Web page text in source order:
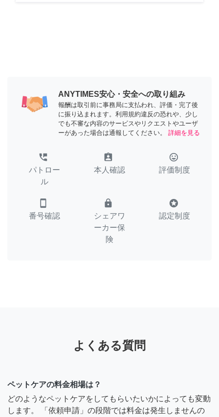
ANYTIMES安心・安全への取り組み
報酬は取引前に事務局に支払われ、評価・完了後
に振り込まれます。利用規約違反の恐れや、少し
でも不審な内容のサービスやリクエストやユーザ
ーがあった場合は通報してください。
詳細を見る
perm_phone_msg
パトロー
ル
assignment_ind
本人確認
tag_faces
評価制度
smartphone
番号確認
lock
シェアワ
ーカー保
険
stars
認定制度
よくある質問
ペットケアの料金相場は？
どのようなペットケアをしてもらいたいかによっても変動
します。 「依頼申請」の段階では料金は発生しませんの